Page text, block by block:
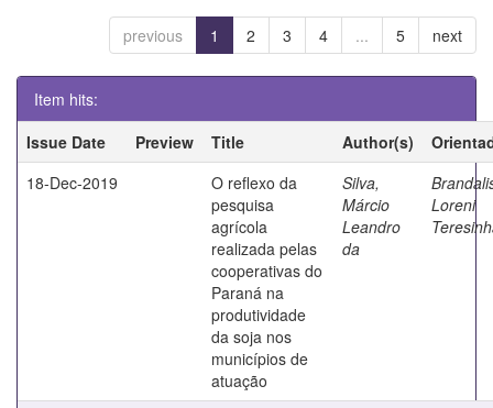
previous 1 2 3 4 ... 5 next
Item hits:
Issue Date
Preview Title Author(s)
18-Dec-2019
O reflexo da
pesquisa
agrícola
realizada pelas
cooperativas do
Paraná na
produtividade
da soja nos
municípios de
atuação
Silva,
Márcio
Leandro
da
Loreni